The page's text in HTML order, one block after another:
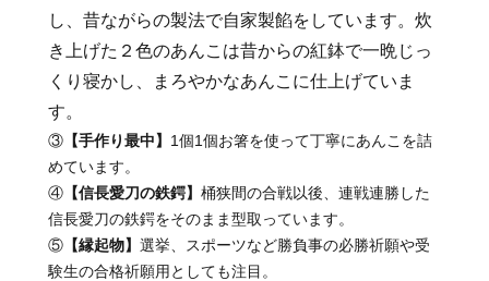
し、昔ながらの製法で自家製餡をしています。炊
き上げた２色のあんこは昔からの紅鉢で一晩じっ
くり寝かし、まろやかなあんこに仕上げていま
す。
③ 【手作り最中】 1個1個お箸を使って丁寧にあんこを詰
めています。
④ 【信長愛刀の鉄鍔】桶狭間の合戦以後、連戦連勝した
信長愛刀の鉄鍔をそのまま型取っています。
⑤ 【縁起物】選挙、スポーツなど勝負事の必勝祈願や受
験生の合格祈願用としても注目。